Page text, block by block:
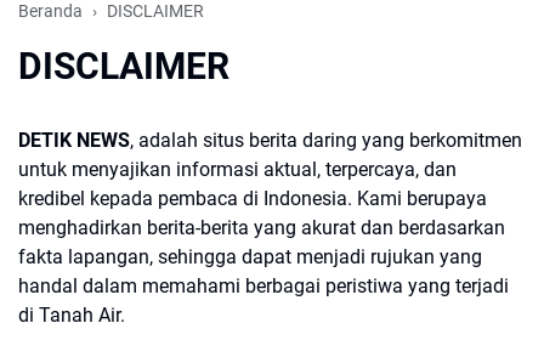
Beranda DISCLAIMER
DISCLAIMER
DETIK NEWS, adalah situs berita daring yang berkomitmen
untuk menyajikan informasi aktual, terpercaya, dan
kredibel kepada pembaca di Indonesia. Kami berupaya
menghadirkan berita-berita yang akurat dan berdasarkan
fakta lapangan, sehingga dapat menjadi rujukan yang
handal dalam memahami berbagai peristiwa yang terjadi
di Tanah Air.